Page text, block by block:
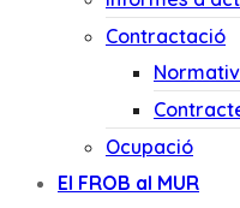
Contractació
Ocupació
El FROB al MUR